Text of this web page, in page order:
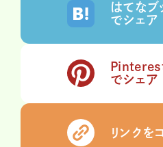
はてなブ
でシェア
でシェア
リンクを